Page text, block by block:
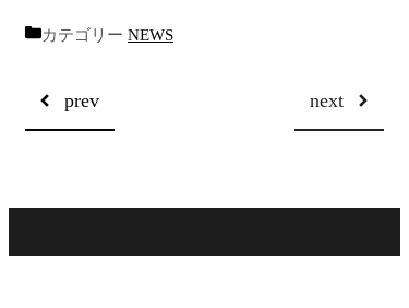
カテゴリー NEWS
prev next